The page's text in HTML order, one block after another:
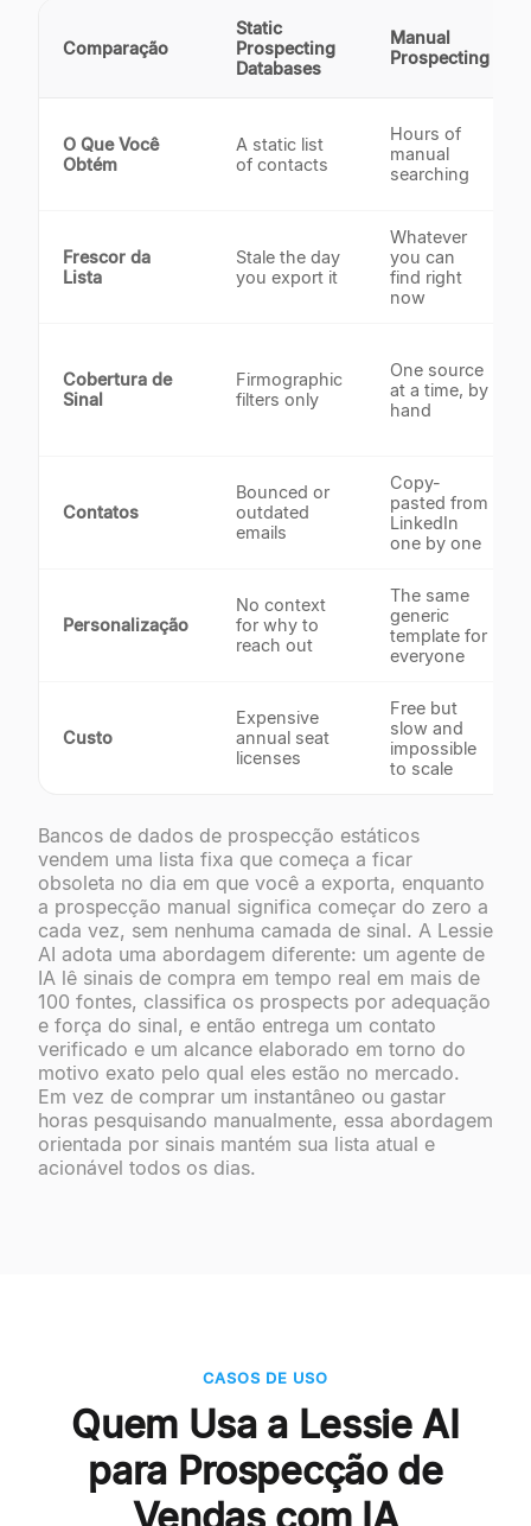
Comparação
Static
Prospecting
Databases
Manual
Prospecting
O Que Você
Obtém
A static list
of contacts
Hours of
manual
searching
Frescor da
Lista
Stale the day
you export it
Whatever
you can
find right
now
Cobertura de
Sinal
Firmographic
filters only
One source
at a time, by
hand
Contatos
Bounced or
outdated
emails
Copy-
pasted from
LinkedIn
one by one
Personalização
No context
for why to
reach out
The same
generic
template for
everyone
Custo
Expensive
annual seat
licenses
Free but
slow and
impossible
to scale
Bancos de dados de prospecção estáticos
vendem uma lista fixa que começa a ficar
obsoleta no dia em que você a exporta, enquanto
a prospecção manual significa começar do zero a
cada vez, sem nenhuma camada de sinal. A Lessie
AI adota uma abordagem diferente: um agente de
IA lê sinais de compra em tempo real em mais de
100 fontes, classifica os prospects por adequação
e força do sinal, e então entrega um contato
verificado e um alcance elaborado em torno do
motivo exato pelo qual eles estão no mercado.
Em vez de comprar um instantâneo ou gastar
horas pesquisando manualmente, essa abordagem
orientada por sinais mantém sua lista atual e
acionável todos os dias.
CASOS DE USO
Quem Usa a Lessie AI
para Prospecção de